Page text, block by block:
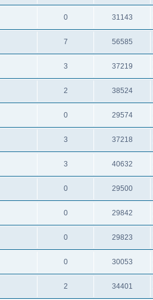
0 31143
7 56585
3 37219
2 38524
0 29574
3 37218
3 40632
0 29500
0 29842
0 29823
0 30053
2 34401